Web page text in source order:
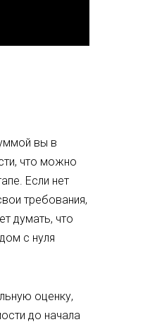
вы в
что можно
Если нет
требования,
думать, что
с нуля
оценку,
до начала